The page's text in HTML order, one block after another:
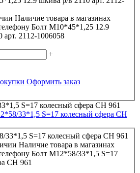
Наличие товара в магазинах
Болт М10*45*1,25 12.9
шкива р/в 2110 арт. 2112-1006058
+
Оформить заказ
33*1,5 S=17 колесный сфера CH
Наличие товара в магазинах
Болт М12*58/33*1,5 S=17
CH 961